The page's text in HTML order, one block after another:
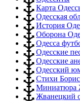
Карта
Одесская
История
Оборона
Одесса
Одесские
Одесские
Одесский
Стихи
Миниатюра
Жванецкий